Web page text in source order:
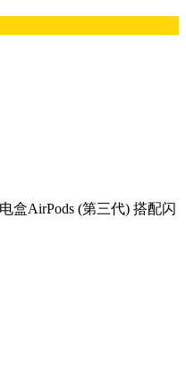
盒AirPods (第三代) 搭配闪